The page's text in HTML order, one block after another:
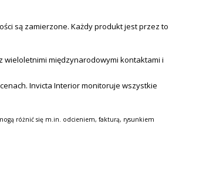
są zamierzone. Każdy produkt jest przez to
wieloletnimi międzynarodowymi kontaktami i
Invicta Interior monitoruje wszystkie
różnić się m.in. odcieniem, fakturą, rysunkiem